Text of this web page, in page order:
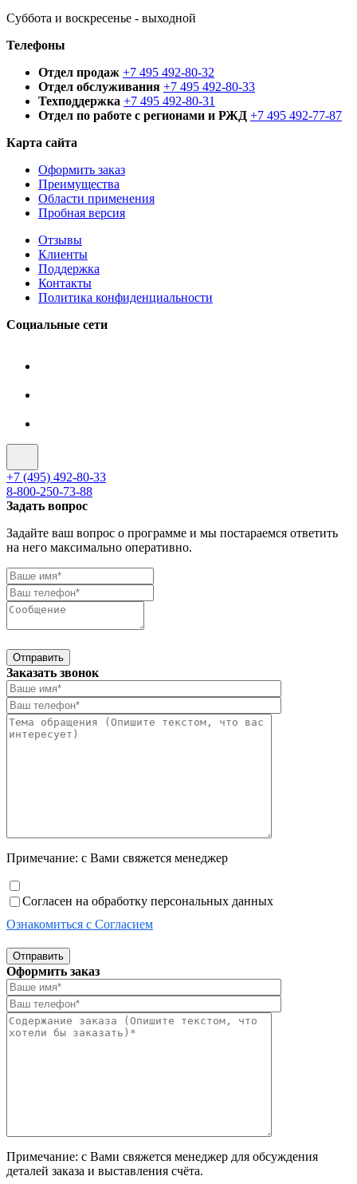
Суббота и воскресенье - выходной
Телефоны
Отдел продаж +7 495 492-80-32
Отдел обслуживания +7 495 492-80-33
Техподдержка +7 495 492-80-31
Отдел по работе с регионами и РЖД +7 495 492-77-87
Карта сайта
Оформить заказ
Преимущества
Области применения
Пробная версия
Отзывы
Клиенты
Поддержка
Контакты
Политика конфиденциальности
Социальные сети
+7 (495) 492-80-33
8-800-250-73-88
Задать вопрос
Задайте ваш вопрос о программе и мы постараемся ответить
на него максимально оперативно.
Отправить
Заказать звонок
Примечание: с Вами свяжется менеджер
Согласен на обработку персональных данных
Ознакомиться с Согласием
Отправить
Оформить заказ
Примечание: с Вами свяжется менеджер для обсуждения
деталей заказа и выставления счёта.